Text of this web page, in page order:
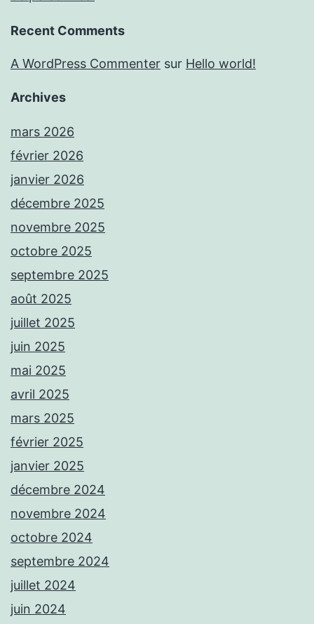
Recent Comments
A WordPress Commenter sur Hello world!
Archives
mars 2026
février 2026
janvier 2026
décembre 2025
novembre 2025
octobre 2025
septembre 2025
août 2025
juillet 2025
juin 2025
mai 2025
avril 2025
mars 2025
février 2025
janvier 2025
décembre 2024
novembre 2024
octobre 2024
septembre 2024
juillet 2024
juin 2024